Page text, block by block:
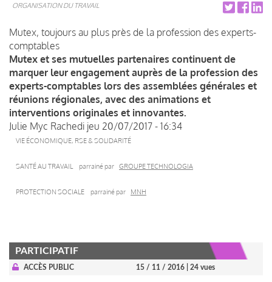
ORGANISATION DU TRAVAIL
Mutex, toujours au plus près de la profession des experts-
comptables
Mutex et ses mutuelles partenaires continuent de
marquer leur engagement auprès de la profession des
experts-comptables lors des assemblées générales et
réunions régionales, avec des animations et
interventions originales et innovantes.
Julie Myc Rachedi jeu 20/07/2017 - 16:34
VIE ÉCONOMIQUE, RSE & SOLIDARITÉ
SANTÉ AU TRAVAIL parrainé par GROUPE TECHNOLOGIA
PROTECTION SOCIALE parrainé par MNH
PARTICIPATIF
ACCÈS PUBLIC 15 / 11 / 2016 | 24 vues